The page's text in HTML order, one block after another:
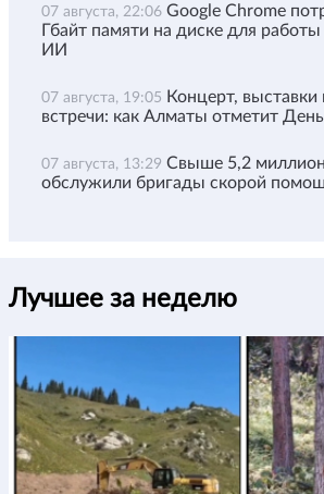
07 августа, 22:06 Google Chrome
Гбайт памяти на диске для
ИИ
07 августа, 19:05 Концерт, выставки
встречи: как Алматы отметит
07 августа, 13:29 Свыше 5,2
обслужили бригады скорой
Лучшее за неделю